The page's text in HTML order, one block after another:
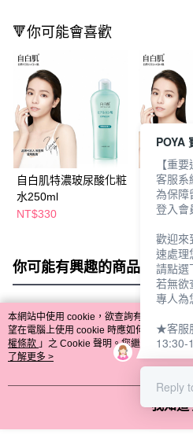
🔻你可能會喜歡
自白肌特濃玻尿酸化粧
水250ml
NT$330
自白肌浸
水250ml
NT$330
你可能有興趣的商品 全站排
熱門標籤
本網站中使用 cookie，欲查詢有關本網站使
望在電腦上使用 cookie 時應如何變更電腦
權條款 」之 Cookie 聲明。您繼續使用本網
用條款之 Cookie 聲明使用 cookie。
了解更多 >
我知道
POYA
【重要
客服系
為保障
登入會
歡迎來
速處理
請點選
若無欲
專人為
★客服
13:30-
Reply